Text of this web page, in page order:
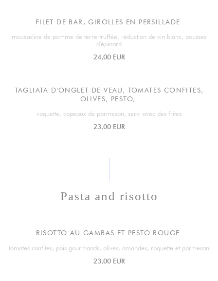
FILET DE BAR, GIROLLES EN PERSILLADE
mousseline de pomme de terre truffée, réduction de vin blanc, pousses
d'épinard
24,00 EUR
TAGLIATA D'ONGLET DE VEAU, TOMATES CONFITES,
OLIVES, PESTO,
roquette, copeaux de parmesan, servi avec des frites
23,00 EUR
Pasta and risotto
RISOTTO AU GAMBAS ET PESTO ROUGE
tomates confites, pois gourmands, olives, amandes, roquette et parmesan
23,00 EUR